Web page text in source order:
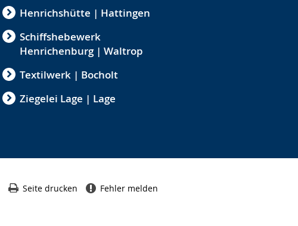
Henrichshütte | Hattingen
Schiffshebewerk
Henrichenburg | Waltrop
Textilwerk | Bocholt
Ziegelei Lage | Lage
Seite drucken Fehler melden